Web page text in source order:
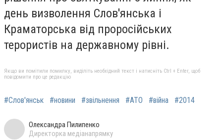
день визволення Слов'янська і
Краматорська від проросійських
терористів на державному рівні.
Якщо ви помітили помилку, виділіть необхідний текст і натисніть Ctrl + Enter, щоб
повідомити про це редакцію
#Слов'янськ #новини #звільнення #АТО #війна #2014
Олександра Пилипенко
Директорка медіанапрямку